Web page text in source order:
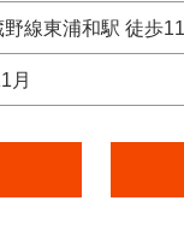
野線東浦和駅 徒歩
月